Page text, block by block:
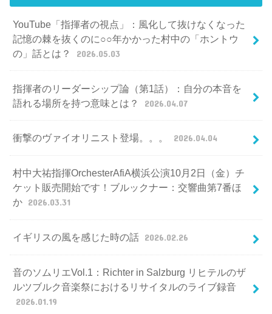
YouTube「指揮者の視点」：風化して抜けなくなった
記憶の棘を抜くのに○○年かかった村中の「ホントウ
の」話とは？
2026.05.03
指揮者のリーダーシップ論（第1話）：自分の本音を
語れる場所を持つ意味とは？
2026.04.07
衝撃のヴァイオリニスト登場。。。 2026.04.04
村中大祐指揮OrchesterAfiA横浜公演10月2日（金）チ
ケット販売開始です！ブルックナー：交響曲第7番ほ
か 2026.03.31
イギリスの風を感じた時の話 2026.02.26
音のソムリエVol.1：Richter in Salzburg リヒテルのザ
ルツブルク音楽祭におけるリサイタルのライブ録音
2026.01.19